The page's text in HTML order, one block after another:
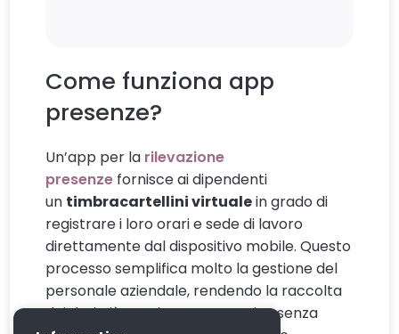
Come funziona app
presenze?
Un’app per la rilevazione
presenze fornisce ai dipendenti
un timbracartellini virtualein grado di
registrare i loro orari e sede di lavoro
direttamente dal dispositivo mobile. Questo
processo semplifica molto la gestione del
personale aziendale, rendendo la raccolta
dei dati più precisa e tempestiva senza